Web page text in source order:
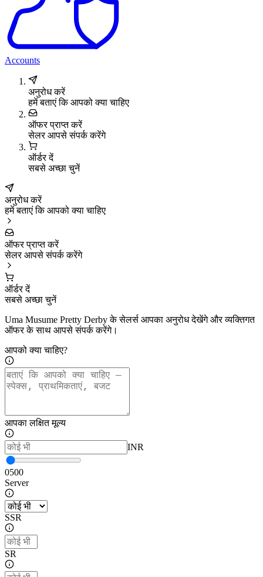
Accounts
अनुरोध करें
हमें बताएं कि आपको क्या चाहिए
ऑफर प्राप्त करें
सेलर आपसे संपर्क करेंगे
ऑर्डर दें
सबसे अच्छा चुनें
अनुरोध करें
हमें बताएं कि आपको क्या चाहिए
ऑफर प्राप्त करें
सेलर आपसे संपर्क करेंगे
ऑर्डर दें
सबसे अच्छा चुनें
Uma Musume Pretty Derby के सेलर्स आपका अनुरोध देखेंगे और व्यक्तिगत
ऑफर के साथ आपसे संपर्क करेंगे।
आपको क्या चाहिए?
आपका लक्षित मूल्य
INR
0500
Server
SSR
SR